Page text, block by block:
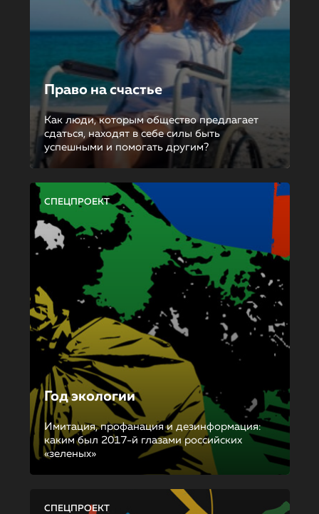
Право на счастье
Как люди, которым общество предлагает
сдаться, находят в себе силы быть
успешными и помогать другим?
СПЕЦПРОЕКТ
Год экологии
Имитация, профанация и дезинформация:
каким был 2017-й глазами российских
«зеленых»
СПЕЦПРОЕКТ